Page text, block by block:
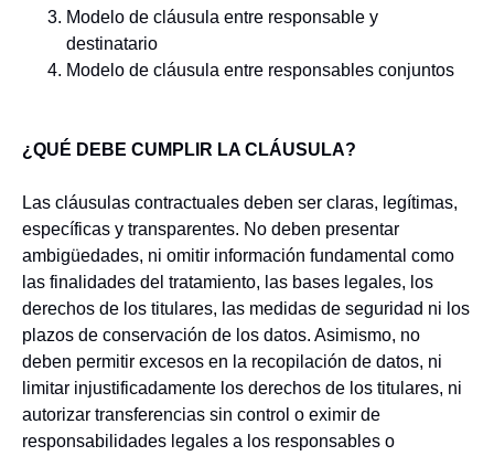
Modelo de cláusula entre responsable y
destinatario
Modelo de cláusula entre responsables conjuntos
¿QUÉ DEBE CUMPLIR LA CLÁUSULA?
Las cláusulas contractuales deben ser claras, legítimas,
específicas y transparentes. No deben presentar
ambigüedades, ni omitir información fundamental como
las finalidades del tratamiento, las bases legales, los
derechos de los titulares, las medidas de seguridad ni los
plazos de conservación de los datos. Asimismo, no
deben permitir excesos en la recopilación de datos, ni
limitar injustificadamente los derechos de los titulares, ni
autorizar transferencias sin control o eximir de
responsabilidades legales a los responsables o